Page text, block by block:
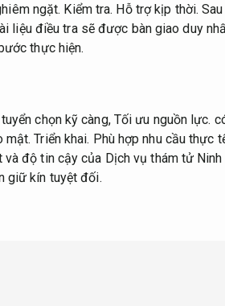
ngặt. Kiểm tra. Hỗ trợ kịp thời.
liệu điều tra sẽ được bàn giao duy
thực hiện.
chọn kỹ càng, Tối ưu nguồn lực.
mật.Triển khai. Phù hợp nhu cầu thực
độ tin cậy của Dịch vụ thám tử
giữ kín tuyệt đối.